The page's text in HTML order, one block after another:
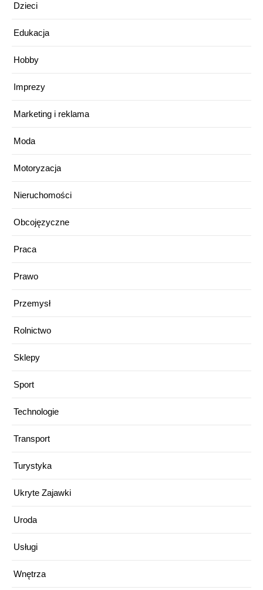
Dzieci
Edukacja
Hobby
Imprezy
Marketing i reklama
Moda
Motoryzacja
Nieruchomości
Obcojęzyczne
Praca
Prawo
Przemysł
Rolnictwo
Sklepy
Sport
Technologie
Transport
Turystyka
Ukryte Zajawki
Uroda
Usługi
Wnętrza